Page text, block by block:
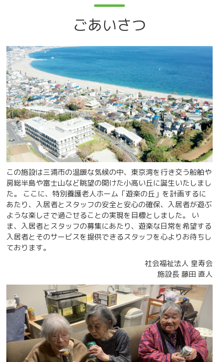
ごあいさつ
この施設は三浦市の温暖な気候の中、東京湾を行き交う船舶や
房総半島や富士山など眺望の開けた小高い丘に誕生いたしまし
た。 ここに、特別養護老人ホーム「遊楽の丘」を計画するに
あたり、入居者とスタッフの安全と安心の確保、入居者が遊ぶ
ような楽しさで過ごせることの実現を目標としました。 い
ま、入居者とスタッフの募集にあたり、遊楽な日常を希望する
入居者とそのサービスを提供できるスタッフを心よりお待ちし
ております。
社会福祉法人 皇寿会
施設長 藤田 直人